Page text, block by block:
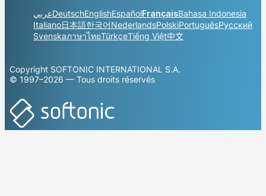
عربيDeutschEnglishEspañolFrançaisBahasa Indonesia
Italiano日本語한국어NederlandsPolskiPortuguêsРусский
SvenskaภาษาไทยTürkçeTiếng Việt中文
Copyright SOFTONIC INTERNATIONAL S.A.
© 1997–2026 — Tous droits réservés